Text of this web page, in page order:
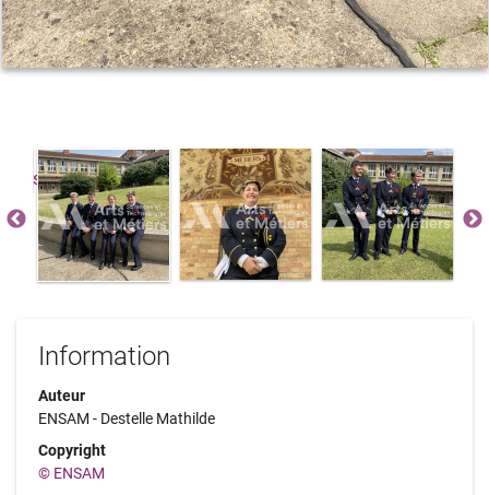
Information
Auteur
ENSAM - Destelle Mathilde
Copyright
© ENSAM